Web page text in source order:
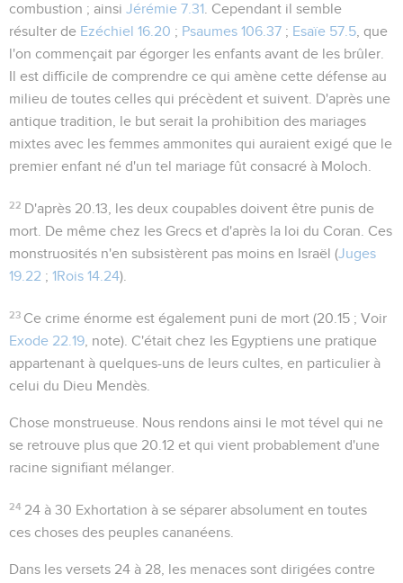
combustion ; ainsi Jérémie 7.31 . Cependant il semble
résulter de Ezéchiel 16.20 ; Psaumes 106.37 ; Esaïe 57.5 , que
l'on commençait par égorger les enfants avant de les brûler.
Il est difficile de comprendre ce qui amène cette défense au
milieu de toutes celles qui précèdent et suivent. D'après une
antique tradition, le but serait la prohibition des mariages
mixtes avec les femmes ammonites qui auraient exigé que le
premier enfant né d'un tel mariage fût consacré à Moloch.
22 D'après 20.13 , les deux coupables doivent être punis de
mort. De même chez les Grecs et d'après la loi du Coran. Ces
monstruosités n'en subsistèrent pas moins en Israël (Juges
19.22 ; 1Rois 14.24).
23 Ce crime énorme est également puni de mort (20.15 ; Voir
Exode 22.19 , note). C'était chez les Egyptiens une pratique
appartenant à quelques-uns de leurs cultes, en particulier à
celui du Dieu Mendès.
Chose monstrueuse . Nous rendons ainsi le mot tével qui ne
se retrouve plus que 20.12 et qui vient probablement d'une
racine signifiant mélanger
24 24 à 30 Exhortation à se séparer absolument en toutes
ces choses des peuples cananéens.
Dans les versets 24 à 28, les menaces sont dirigées contre